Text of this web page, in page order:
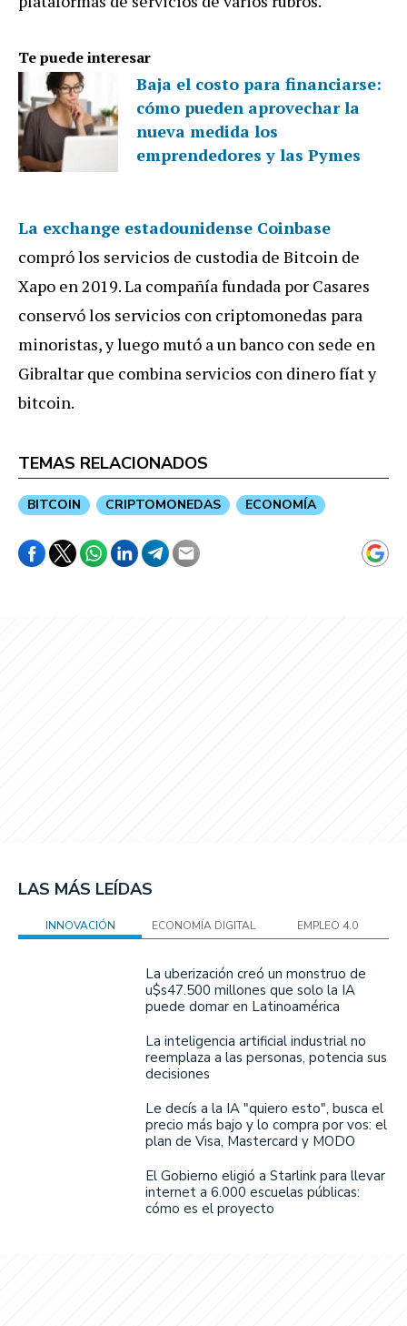
Te puede interesar
Baja el costo para financiarse:
cómo pueden aprovechar la
nueva medida los
emprendedores y las Pymes
La exchange estadounidense Coinbase
compró los servicios de custodia de Bitcoin de
Xapo en 2019. La compañía fundada por Casares
conservó los servicios con criptomonedas para
minoristas, y luego mutó a un banco con sede en
Gibraltar que combina servicios con dinero fíat y
bitcoin.
TEMAS RELACIONADOS
BITCOIN CRIPTOMONEDAS ECONOMÍA
LAS MÁS LEÍDAS
INNOVACIÓN ECONOMÍA DIGITAL EMPLEO 4.0
La uberización creó un monstruo de
u$s47.500 millones que solo la IA
puede domar en Latinoamérica
La inteligencia artificial industrial no
reemplaza a las personas, potencia sus
decisiones
Le decís a la IA "quiero esto", busca el
precio más bajo y lo compra por vos: el
plan de Visa, Mastercard y MODO
El Gobierno eligió a Starlink para llevar
internet a 6.000 escuelas públicas:
cómo es el proyecto